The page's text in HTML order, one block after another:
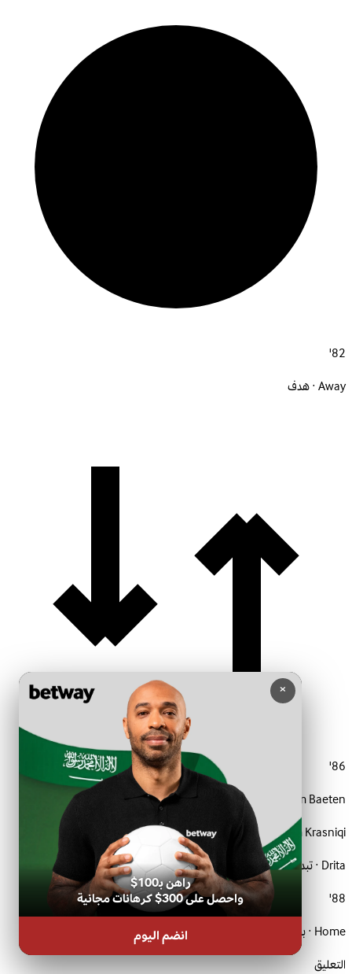
82'
Away · هدف
86'
William Baeten
Out:
Blerim Krasniqi
Drita · تبديل
88'
Home · بطاقة صفراء
التعليق
×
راهن بـ100$
واحصل على 300$ كرهانات مجانية
انضم اليوم